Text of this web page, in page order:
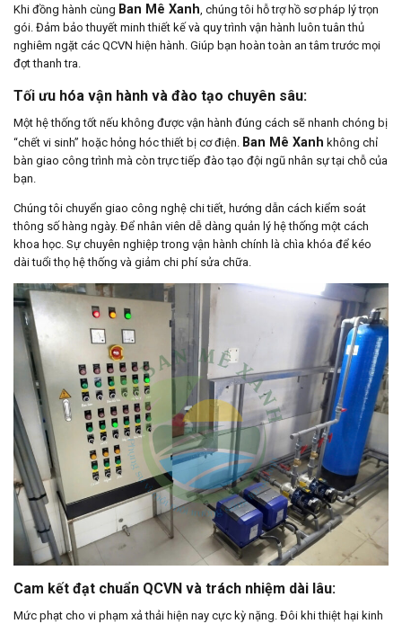
Khi đồng hành cùng Ban Mê Xanh, chúng tôi hỗ trợ hồ sơ pháp lý trọn
gói. Đảm bảo thuyết minh thiết kế và quy trình vận hành luôn tuân thủ
nghiêm ngặt các QCVN hiện hành. Giúp bạn hoàn toàn an tâm trước mọi
đợt thanh tra.
Tối ưu hóa vận hành và đào tạo chuyên sâu:
Một hệ thống tốt nếu không được vận hành đúng cách sẽ nhanh chóng bị
“chết vi sinh” hoặc hỏng hóc thiết bị cơ điện. Ban Mê Xanh không chỉ
bàn giao công trình mà còn trực tiếp đào tạo đội ngũ nhân sự tại chỗ của
bạn.
Chúng tôi chuyển giao công nghệ chi tiết, hướng dẫn cách kiểm soát
thông số hàng ngày. Để nhân viên dễ dàng quản lý hệ thống một cách
khoa học. Sự chuyên nghiệp trong vận hành chính là chìa khóa để kéo
dài tuổi thọ hệ thống và giảm chi phí sửa chữa.
Cam kết đạt chuẩn QCVN và trách nhiệm dài lâu:
Mức phạt cho vi phạm xả thải hiện nay cực kỳ nặng. Đôi khi thiệt hại kinh